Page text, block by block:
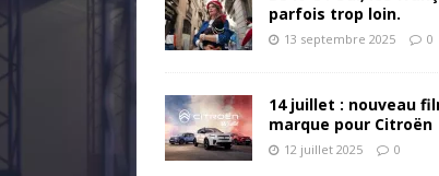
parfois trop loin.
13 septembre 2025 0
14 juillet : nouveau
marque pour Citroën
12 juillet 2025 0